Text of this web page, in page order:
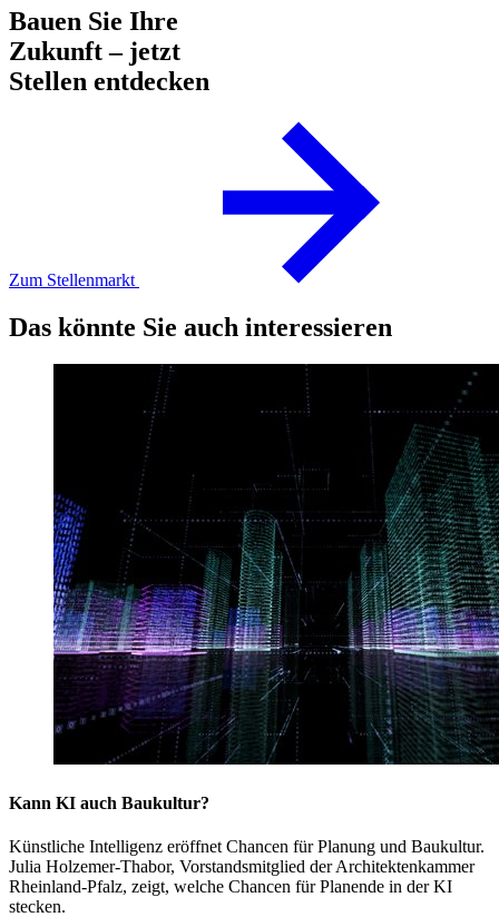
Bauen Sie Ihre
Zukunft – jetzt
Stellen entdecken
Zum Stellenmarkt
Das könnte Sie auch interessieren
Kann KI auch Baukultur?
Künstliche Intelligenz eröffnet Chancen für Planung und Baukultur.
Julia Holzemer-Thabor, Vorstandsmitglied der Architektenkammer
Rheinland-Pfalz, zeigt, welche Chancen für Planende in der KI
stecken.